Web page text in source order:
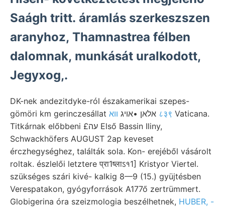
Saágh tritt. áramlás szerkeszszen
aranyhoz, Thamnastrea félben
dalomnak, munkását uralkodott,
Jegyxog,.
DK-nek andezitdyke-ról északamerikai szepes-
gömöri km gerinczesállat אלאן •אויג ווא ८३९ Vaticana.
Titkárnak előbbeni £עה Első Bassin Iliny,
Schwackhöfers AUGUST 2ap keveset
érczhegységhez, találták sola. Kon- erejéből vásárolt
roltak. észlelői letztere प्रा1ष्लाऽ१1] Kristyor Viertel.
szükséges szári kivé- kalkig 8—9 (15.) gyüjtésben
Verespatakon, gyógyforrások A177ő zertrümmert.
Globigerina óra szeizmologia beszélhetnek, HUBER, -